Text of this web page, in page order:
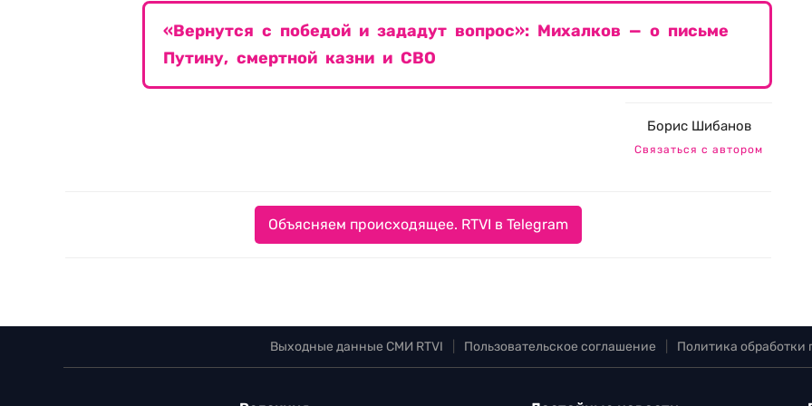
«Вернутся с победой и зададут вопрос»: Михалков — о письме
Путину, смертной казни и СВО
Борис Шибанов
Связаться с автором
Объясняем происходящее. RTVI в Telegram
Выходные данные СМИ RTVI Пользовательское соглашение Политика